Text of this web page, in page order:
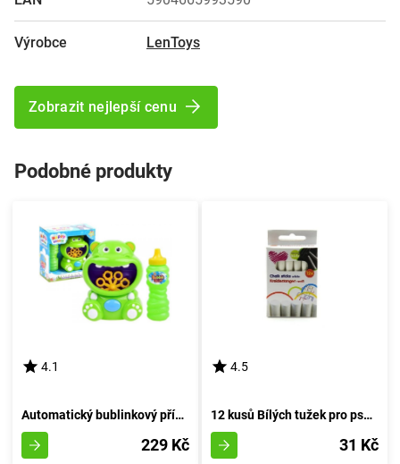
Výrobce LenToys
Zobrazit nejlepší cenu
Podobné produkty
4.1
Automatický bublinkový přístroj Hroch
229 Kč
4.5
12 kusů Bílých tužek pro psaní
31 Kč